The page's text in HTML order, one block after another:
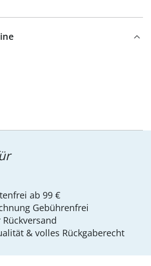
ab 99 €
Gebührenfrei
& volles Rückgaberecht